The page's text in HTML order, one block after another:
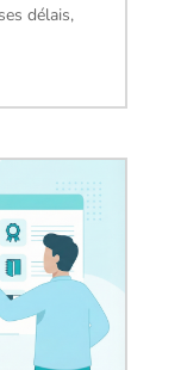
délais,